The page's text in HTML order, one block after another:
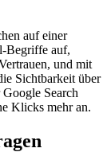
auf einer
Begriffe auf,
und mit
Sichtbarkeit über
Search
Klicks mehr an.